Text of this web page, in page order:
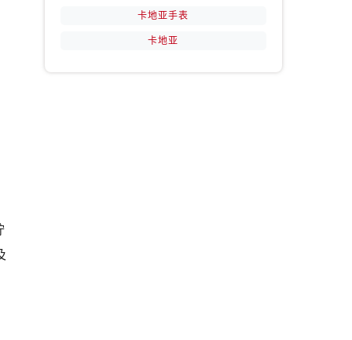
卡地亚手表
卡地亚